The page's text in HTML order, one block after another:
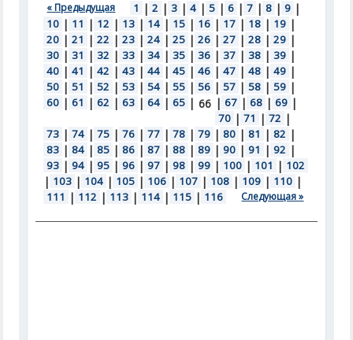
« Предыдущая 1 | 2 | 3 | 4 | 5 | 6 | 7 | 8 | 9 |
10 | 11 | 12 | 13 | 14 | 15 | 16 | 17 | 18 | 19 |
20 | 21 | 22 | 23 | 24 | 25 | 26 | 27 | 28 | 29 |
30 | 31 | 32 | 33 | 34 | 35 | 36 | 37 | 38 | 39 |
40 | 41 | 42 | 43 | 44 | 45 | 46 | 47 | 48 | 49 |
50 | 51 | 52 | 53 | 54 | 55 | 56 | 57 | 58 | 59 |
60 | 61 | 62 | 63 | 64 | 65 | 66 | 67 | 68 | 69 |
70 | 71 | 72 |
73 | 74 | 75 | 76 | 77 | 78 | 79 | 80 | 81 | 82 |
83 | 84 | 85 | 86 | 87 | 88 | 89 | 90 | 91 | 92 |
93 | 94 | 95 | 96 | 97 | 98 | 99 | 100 | 101 | 102
| 103 | 104 | 105 | 106 | 107 | 108 | 109 | 110 |
111 | 112 | 113 | 114 | 115 | 116 Следующая »